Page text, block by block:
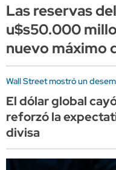
Las reservas
u$s50.000
nuevo máximo
Wall Street mostró un
El dólar global
reforzó la
divisa